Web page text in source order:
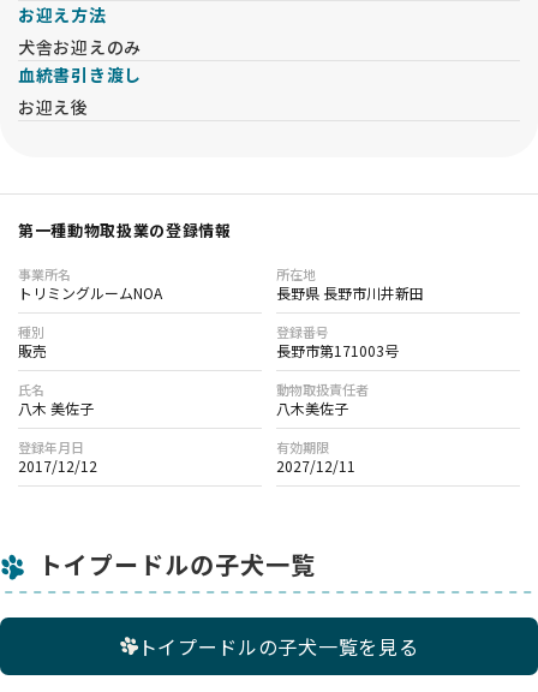
お迎え方法
犬舎お迎えのみ
血統書引き渡し
お迎え後
第一種動物取扱業の登録情報
事業所名
トリミングルームNOA
所在地
長野県 長野市川井新田
種別
販売
登録番号
長野市第171003号
氏名
八木 美佐子
動物取扱責任者
八木美佐子
登録年月日
2017/12/12
有効期限
2027/12/11
トイプードルの子犬一覧
トイプードルの子犬一覧を見る